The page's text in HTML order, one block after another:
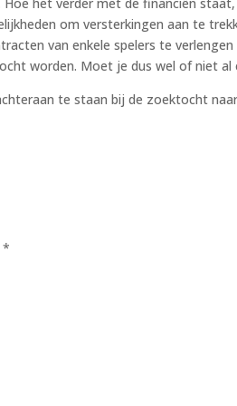
om versterkingen aan te
van enkele spelers te
worden. Moet je dus wel of niet
te staan bij de zoektocht
*